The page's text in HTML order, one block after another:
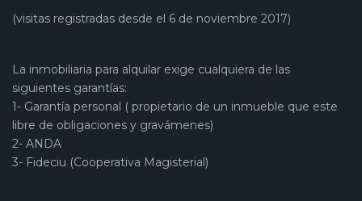
(visitas registradas desde el 6 de noviembre 2017)
La inmobiliaria para alquilar exige cualquiera de las
siguientes garantías:
1- Garantía personal ( propietario de un inmueble que este
libre de obligaciones y gravámenes)
2- ANDA
3- Fideciu (Cooperativa Magisterial)